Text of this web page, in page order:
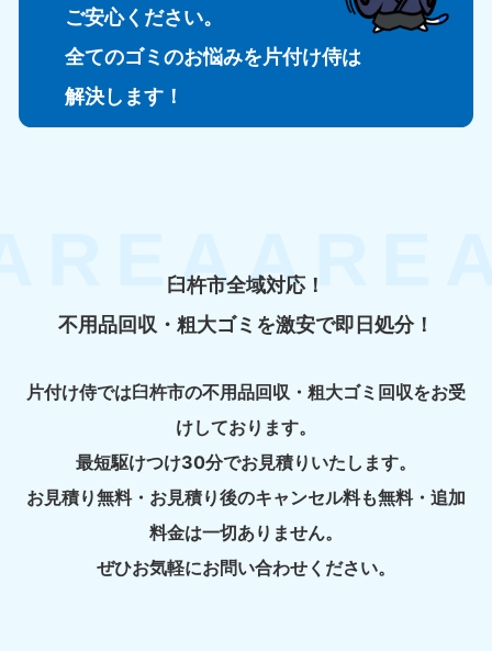
ご安心ください。
全てのゴミのお悩みを片付け侍は
解決します！
臼杵市全域対応！
不用品回収・粗大ゴミを激安で即日処分！
片付け侍では臼杵市の不用品回収・粗大ゴミ回収をお受
けしております。
最短駆けつけ30分でお見積りいたします。
お見積り無料・お見積り後のキャンセル料も無料・追加
料金は一切ありません。
ぜひお気軽にお問い合わせください。